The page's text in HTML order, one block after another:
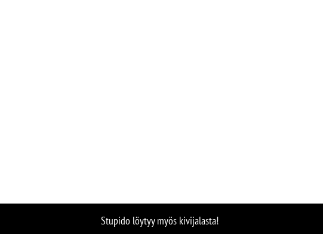
Stupido löytyy myös kivijalasta!